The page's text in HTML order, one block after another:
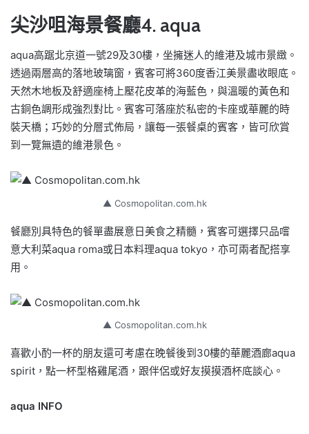
尖沙咀海景餐廳4. aqua
aqua高踞北京道一號29及30樓，坐擁迷人的維港及城市景緻。
透過兩層高的落地玻璃窗，賓客可將360度香江美景盡收眼底。
天然木地板及舒適座椅上壓花皮革的海藍色，與溫暖的黃色和
古銅色調形成強烈對比。賓客可落座於私密的卡座或華麗的時
裝天橋；巧妙的分層式佈局，讓每一張餐桌的賓客，皆可欣賞
到一覽無遺的維港景色。
▲ Cosmopolitan.com.hk
餐廳別具特色的餐單盡展意日美食之精髓，賓客可選擇只品嚐
意大利菜aqua roma或日本料理aqua tokyo，亦可兩者配搭享
用。
▲ Cosmopolitan.com.hk
喜歡小酌一杯的朋友還可考慮在晚餐後到30樓的華麗酒廊aqua
spirit，點一杯型格雞尾酒，跟伴侶或好友摸摸酒杯底談心。
aqua INFO